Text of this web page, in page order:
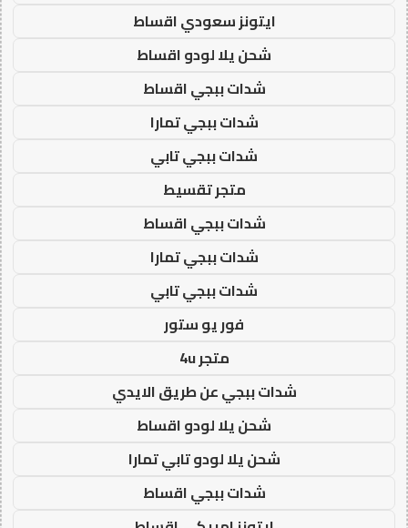
ايتونز سعودي اقساط
شحن يلا لودو اقساط
شدات ببجي اقساط
شدات ببجي تمارا
شدات ببجي تابي
متجر تقسيط
شدات ببجي اقساط
شدات ببجي تمارا
شدات ببجي تابي
فور يو ستور
متجر 4u
شدات ببجي عن طريق الايدي
شحن يلا لودو اقساط
شحن يلا لودو تابي تمارا
شدات ببجي اقساط